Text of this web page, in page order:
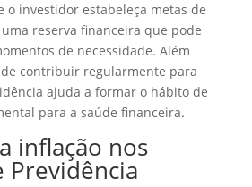
o investidor estabeleça metas de
reserva financeira que pode
de necessidade. Além
contribuir regularmente para
ajuda a formar o hábito de
para a saúde financeira.
inflação nos
Previdência